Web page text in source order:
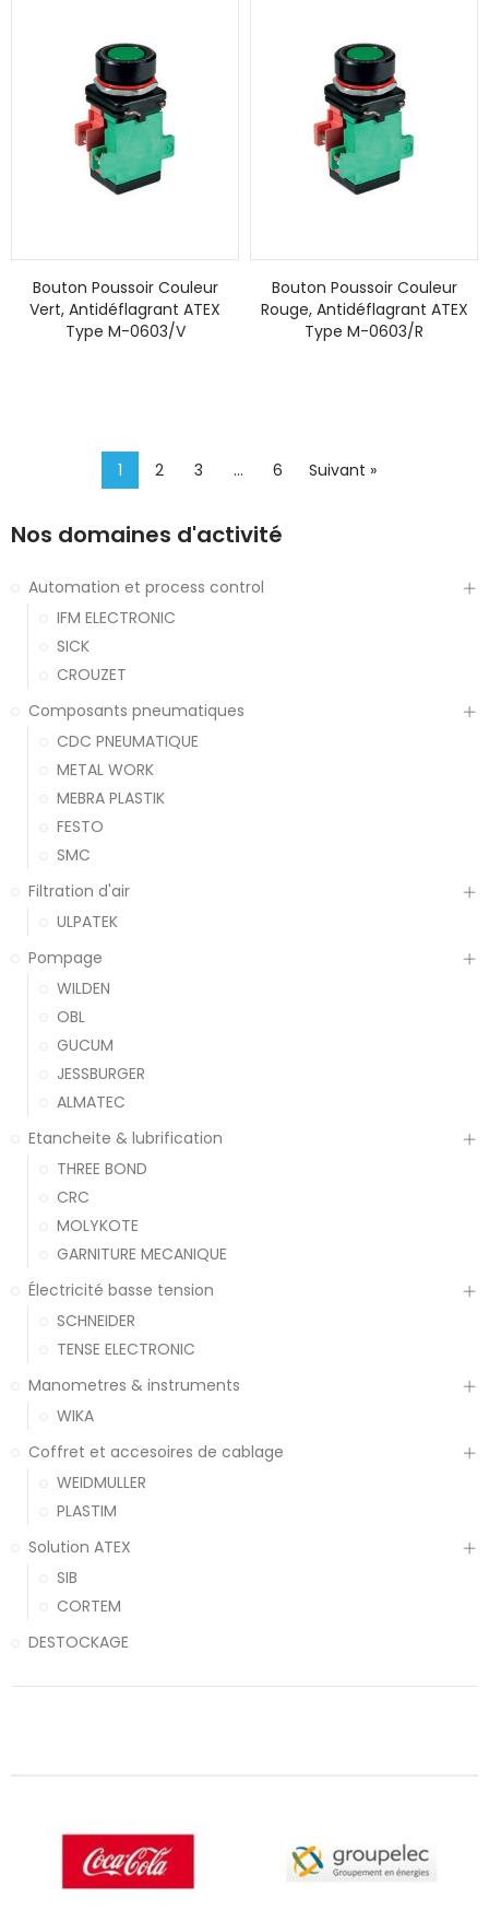
Bouton Poussoir Couleur
Vert, Antidéflagrant ATEX
Type M-0603/V
Bouton Poussoir Couleur
Rouge, Antidéflagrant ATEX
Type M-0603/R
1 2 3 … 6 Suivant »
Nos domaines d'activité
Automation et process control
IFM ELECTRONIC
SICK
CROUZET
Composants pneumatiques
CDC PNEUMATIQUE
METAL WORK
MEBRA PLASTIK
FESTO
SMC
Filtration d'air
ULPATEK
Pompage
WILDEN
OBL
GUCUM
JESSBURGER
ALMATEC
Etancheite & lubrification
THREE BOND
CRC
MOLYKOTE
GARNITURE MECANIQUE
Électricité basse tension
SCHNEIDER
TENSE ELECTRONIC
Manometres & instruments
WIKA
Coffret et accesoires de cablage
WEIDMULLER
PLASTIM
Solution ATEX
SIB
CORTEM
DESTOCKAGE